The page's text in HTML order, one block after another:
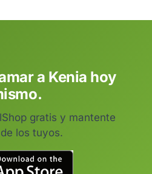
a Kenia hoy
gratis y mantente
los tuyos.